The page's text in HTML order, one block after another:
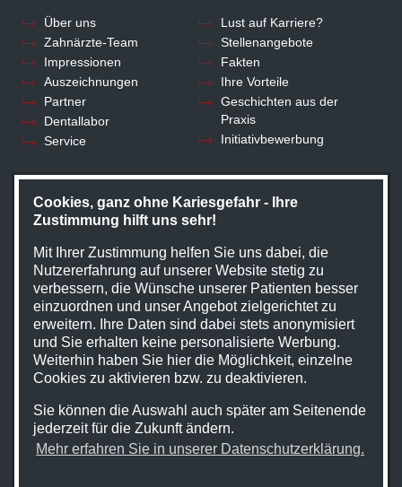
Über uns
Zahnärzte-Team
Impressionen
Auszeichnungen
Partner
Dentallabor
Service
Lust auf Karriere?
Stellenangebote
Fakten
Ihre Vorteile
Geschichten aus der
Praxis
Initiativbewerbung
KONTAKT
STARTSEITE KONTAKT
COOKIE-EINSTELLUNGEN IMPRESSUM
DATENSCHUTZ
Cookies, ganz ohne Kariesgefahr - Ihre
Zustimmung hilft uns sehr!
Mit Ihrer Zustimmung helfen Sie uns dabei, die
Nutzererfahrung auf unserer Website stetig zu
verbessern, die Wünsche unserer Patienten besser
einzuordnen und unser Angebot zielgerichtet zu
erweitern. Ihre Daten sind dabei stets anonymisiert
und Sie erhalten keine personalisierte Werbung.
Weiterhin haben Sie hier die Möglichkeit, einzelne
Cookies zu aktivieren bzw. zu deaktivieren.
Sie können die Auswahl auch später am Seitenende
jederzeit für die Zukunft ändern.
Mehr erfahren Sie in unserer Datenschutzerklärung.